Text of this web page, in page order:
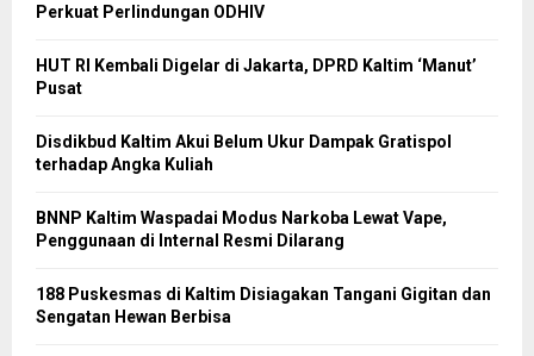
Perkuat Perlindungan ODHIV
HUT RI Kembali Digelar di Jakarta, DPRD Kaltim ‘Manut’
Pusat
Disdikbud Kaltim Akui Belum Ukur Dampak Gratispol
terhadap Angka Kuliah
BNNP Kaltim Waspadai Modus Narkoba Lewat Vape,
Penggunaan di Internal Resmi Dilarang
188 Puskesmas di Kaltim Disiagakan Tangani Gigitan dan
Sengatan Hewan Berbisa